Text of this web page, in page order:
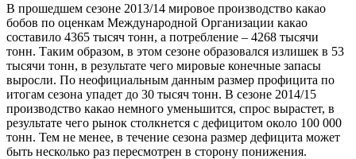
В прошедшем сезоне 2013/14 мировое производство какао
бобов по оценкам Международной Организации какао
составило 4365 тысяч тонн, а потребление – 4268 тысячи
тонн. Таким образом, в этом сезоне образовался излишек в 53
тысячи тонн, в результате чего мировые конечные запасы
выросли. По неофициальным данным размер профицита по
итогам сезона упадет до 30 тысяч тонн. В сезоне 2014/15
производство какао немного уменьшится, спрос вырастет, в
результате чего рынок столкнется с дефицитом около 100 000
тонн. Тем не менее, в течение сезона размер дефицита может
быть несколько раз пересмотрен в сторону понижения.